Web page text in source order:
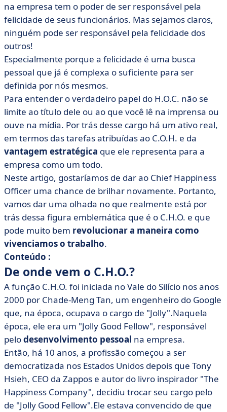
• O C.H. é um palhaço da empresa?
• Suas missões
• As 4 etapas para se tornar um H.C.
• As qualidades do C.H.O.
• Onde você pode treinar?
• E se todos nós fôssemos C.H.O.?
na empresa tem o poder de ser responsável pela
felicidade de seus funcionários. Mas sejamos claros,
ninguém pode ser responsável pela felicidade dos
outros!
Especialmente porque a felicidade é uma busca
pessoal que já é complexa o suficiente para ser
definida por nós mesmos.
Para entender o verdadeiro papel do H.O.C. não se
limite ao título dele ou ao que você lê na imprensa ou
ouve na mídia. Por trás desse cargo há um ativo real,
em termos das tarefas atribuídas ao C.O.H. e da
vantagem estratégica que ele representa para a
empresa como um todo.
Neste artigo, gostaríamos de dar ao Chief Happiness
Officer uma chance de brilhar novamente. Portanto,
vamos dar uma olhada no que realmente está por
trás dessa figura emblemática que é o C.H.O. e que
pode muito bem revolucionar a maneira como
vivenciamos o trabalho.
Conteúdo :
De onde vem o C.H.O.?
A função C.H.O. foi iniciada no Vale do Silício nos anos
2000 por Chade-Meng Tan, um engenheiro do Google
que, na época, ocupava o cargo de "Jolly".Naquela
época, ele era um "Jolly Good Fellow", responsável
pelodesenvolvimento pessoal na empresa.
Então, há 10 anos, a profissão começou a ser
democratizada nos Estados Unidos depois que Tony
Hsieh, CEO da Zappos e autor do livro inspirador "The
Happiness Company", decidiu trocar seu cargo pelo
de "Jolly Good Fellow".Ele estava convencido de que